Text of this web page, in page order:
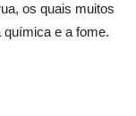
os quais muitos
e a fome.